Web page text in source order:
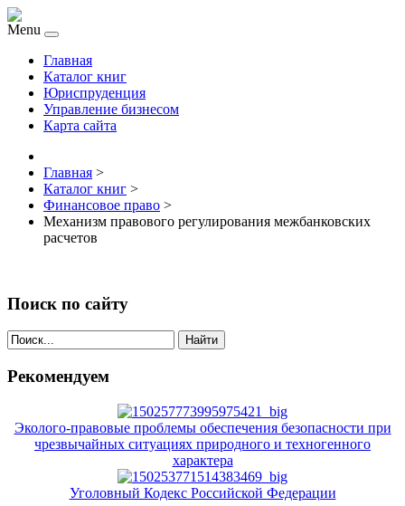
Menu
Главная
Каталог книг
Юриспруденция
Управление бизнесом
Карта сайта
Главная >
Каталог книг >
Финансовое право >
Механизм правового регулирования межбанковских
расчетов
Поиск по сайту
Найти
Рекомендуем
Эколого-правовые проблемы обеспечения безопасности при
чрезвычайных ситуациях природного и техногенного
характера
Уголовный Кодекс Российской Федерации